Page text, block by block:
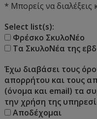
* Μπορείς να διαλέξεις
Select list(s):
Φρέσκο ΣκυλοΝέο
Τα ΣκυλοΝέα της
Έχω διαβάσει τους
απορρήτου και τους
(όνομα και email) τα
την χρήση της
Αποδέχομαι